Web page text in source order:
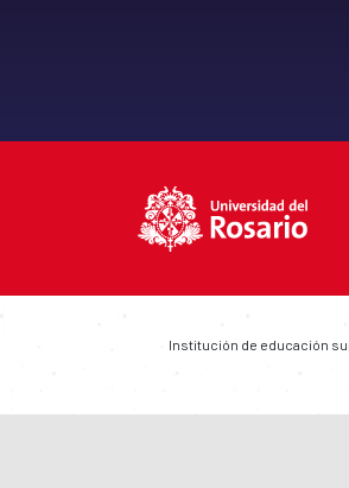
Institución de educación